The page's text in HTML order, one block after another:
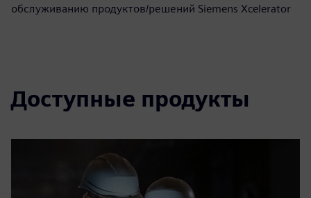
обслуживанию продуктов/решений Siemens Xcelerator
Доступные продукты